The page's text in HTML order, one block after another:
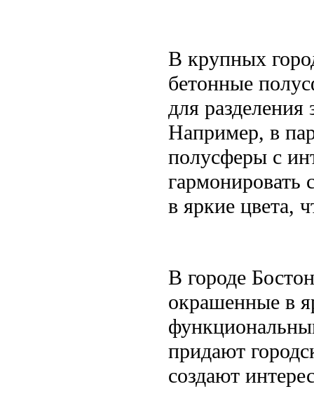
В крупных
бетонные
для
Например, в
полусферы с
в яркие цвета,
В городе
окрашенные в
придают
создают